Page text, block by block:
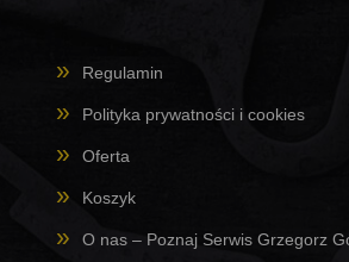
Regulamin
Polityka prywatności i cookies
Oferta
Koszyk
O nas – Poznaj Serwis Grzegorz